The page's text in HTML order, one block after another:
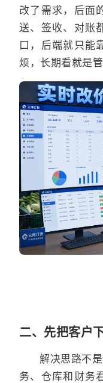
改了需求，后面
送、签收、对账
口，后端就只能
烦，长期看就是管
二、先把客户
解决思路不
务、仓库和财务